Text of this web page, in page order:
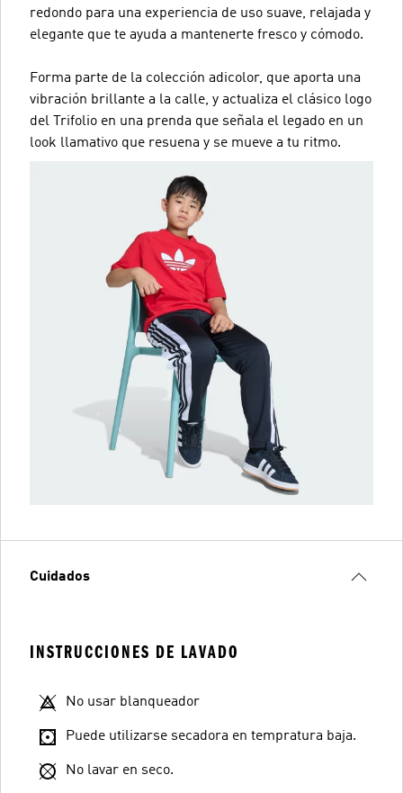
redondo para una experiencia de uso suave, relajada y
elegante que te ayuda a mantenerte fresco y cómodo.
Forma parte de la colección adicolor, que aporta una
vibración brillante a la calle, y actualiza el clásico logo
del Trifolio en una prenda que señala el legado en un
look llamativo que resuena y se mueve a tu ritmo.
Cuidados
INSTRUCCIONES DE LAVADO
No usar blanqueador
Puede utilizarse secadora en tempratura baja.
No lavar en seco.